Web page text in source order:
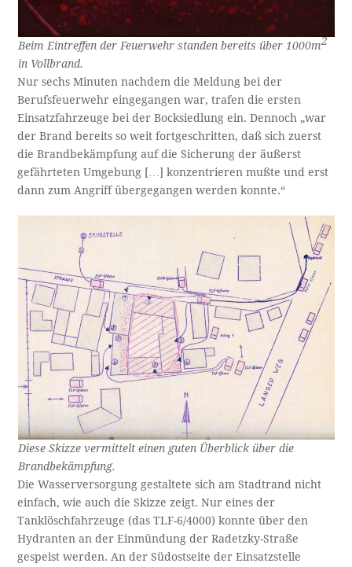
Beim Eintreffen der Feuerwehr standen bereits über 1000m2
in Vollbrand.
Nur sechs Minuten nachdem die Meldung bei der
Berufsfeuerwehr eingegangen war, trafen die ersten
Einsatzfahrzeuge bei der Bocksiedlung ein. Dennoch „war
der Brand bereits so weit fortgeschritten, daß sich zuerst
die Brandbekämpfung auf die Sicherung der äußerst
gefährteten Umgebung […] konzentrieren mußte und erst
dann zum Angriff übergegangen werden konnte.“
Diese Skizze vermittelt einen guten Überblick über die
Brandbekämpfung.
Die Wasserversorgung gestaltete sich am Stadtrand nicht
einfach, wie auch die Skizze zeigt. Nur eines der
Tanklöschfahrzeuge (das TLF-6/4000) konnte über den
Hydranten an der Einmündung der Radetzky-Straße
gespeist werden. An der Südostseite der Einsatzstelle